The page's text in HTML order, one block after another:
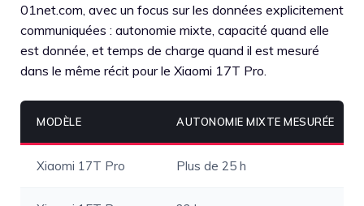
01net.com, avec un focus sur les données explicitement
communiquées : autonomie mixte, capacité quand elle
est donnée, et temps de charge quand il est mesuré
dans le même récit pour le Xiaomi 17T Pro.
MODÈLE AUTONOMIE MIXTE MESURÉE
Xiaomi 17T Pro Plus de 25 h